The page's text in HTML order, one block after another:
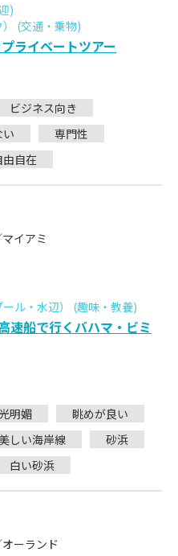
)
(交通・乗物)
ライベートツアー
ビジネス向き
専門性
由自在
イアミ
ル・水辺） (趣味・教養)
速船で行くバハマ・ビミ
明媚
眺めが良い
しい海岸線
砂浜
白い砂浜
ーランド